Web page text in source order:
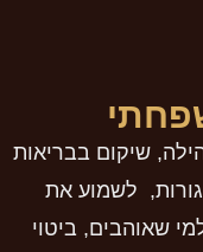
שיקום בבריאות
לשמוע את
שאוהבים, ביטוי